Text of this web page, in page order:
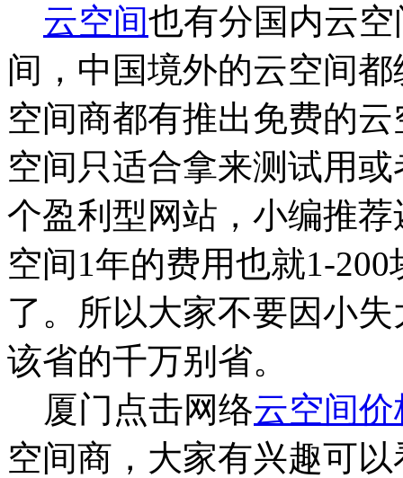
云空间也有分国内云
间，中国境外的云空间都
空间商都有推出免费的
空间只适合拿来测试用
个盈利型网站，小编推
空间1年的费用也就1-
了。所以大家不要因小
该省的千万别省。
厦门点击网络云空间价
空间商，大家有兴趣可